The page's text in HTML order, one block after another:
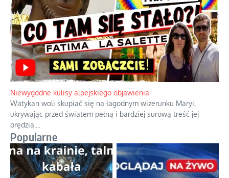
Niewygodne kulisy alpejskiego objawienia
Watykan woli skupiać się na łagodnym wizerunku Maryi,
ukrywając przed światem pełną i bardziej surową treść jej
orędzia.
Popularne